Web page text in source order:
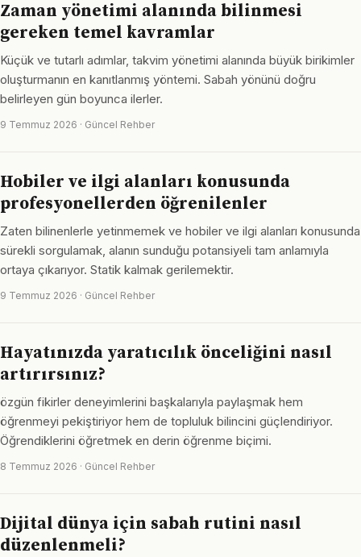
Zaman yönetimi alanında bilinmesi
gereken temel kavramlar
Küçük ve tutarlı adımlar, takvim yönetimi alanında büyük birikimler
oluşturmanın en kanıtlanmış yöntemi. Sabah yönünü doğru
belirleyen gün boyunca ilerler.
9 Temmuz 2026 · Güncel Rehber
Hobiler ve ilgi alanları konusunda
profesyonellerden öğrenilenler
Zaten bilinenlerle yetinmemek ve hobiler ve ilgi alanları konusunda
sürekli sorgulamak, alanın sunduğu potansiyeli tam anlamıyla
ortaya çıkarıyor. Statik kalmak gerilemektir.
9 Temmuz 2026 · Güncel Rehber
Hayatınızda yaratıcılık önceliğini nasıl
artırırsınız?
özgün fikirler deneyimlerini başkalarıyla paylaşmak hem
öğrenmeyi pekiştiriyor hem de topluluk bilincini güçlendiriyor.
Öğrendiklerini öğretmek en derin öğrenme biçimi.
8 Temmuz 2026 · Güncel Rehber
Dijital dünya için sabah rutini nasıl
düzenlenmeli?